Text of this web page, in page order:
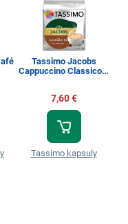
Tassimo Jacobs
Cappuccino Classico 8
7,60 €
Tassimo kapsuly